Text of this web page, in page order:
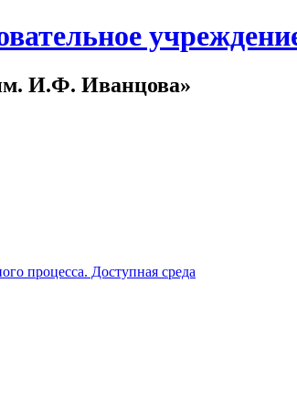
И.Ф. Иванцова»
процесса. Доступная среда